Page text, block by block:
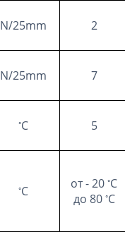
N/25mm 2
N/25mm 7
◦С 5
◦С от - 20 ◦С
до 80 ◦С